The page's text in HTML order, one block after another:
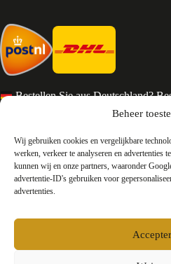
Beheer
Wij gebruiken cookies en vergelijkbare
werken, verkeer te analyseren en advertenties
kunnen wij en onze partners, waaronder
advertentie-ID's gebruiken voor
advertenties.
Bestellen Sie aus Deutschland?
Services en Contact
Algemene voorwaarden
Retourneren
Privacy
Contact